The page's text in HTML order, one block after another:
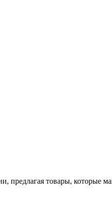
предлагая товары, которые